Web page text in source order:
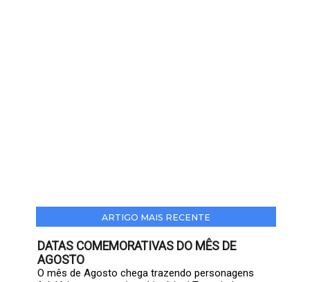
ARTIGO MAIS RECENTE
DATAS COMEMORATIVAS DO MÊS DE
AGOSTO
O mês de Agosto chega trazendo personagens